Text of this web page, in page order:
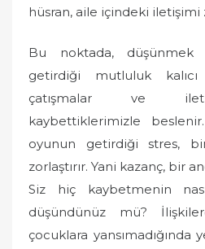
hüsran, aile içindeki iletişimi
Bu noktada, düşünmek
getirdiği mutluluk
çatışmalar ve
kaybettiklerimizle
oyunun getirdiği stres,
zorlaştırır. Yani kazanç, bir
Siz hiç kaybetmenin
düşündünüz mü?
çocuklara